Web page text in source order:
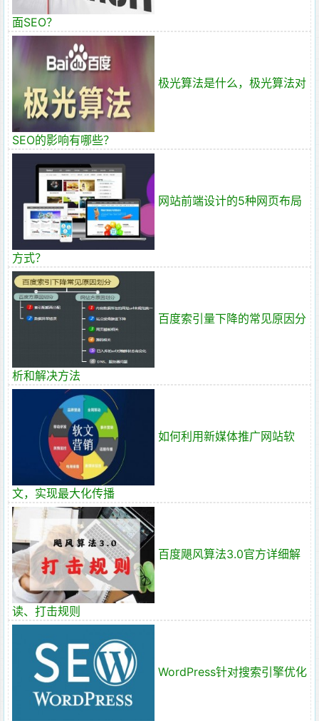
面SEO？
极光算法是什么，极光算法对
SEO的影响有哪些？
网站前端设计的5种网页布局
方式？
百度索引量下降的常见原因分
析和解决方法
如何利用新媒体推广网站软
文，实现最大化传播
百度飓风算法3.0官方详细解
读、打击规则
WordPress针对搜索引擎优化